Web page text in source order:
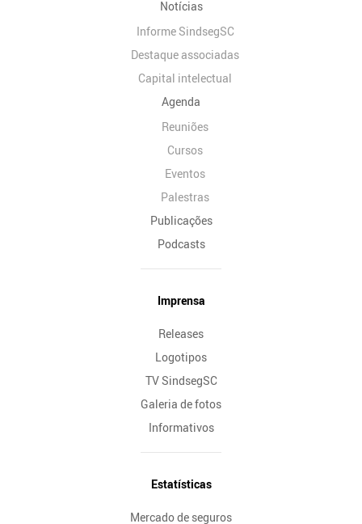
Notícias
Informe SindsegSC
Destaque associadas
Capital intelectual
Agenda
Reuniões
Cursos
Eventos
Palestras
Publicações
Podcasts
Imprensa
Releases
Logotipos
TV SindsegSC
Galeria de fotos
Informativos
Estatísticas
Mercado de seguros